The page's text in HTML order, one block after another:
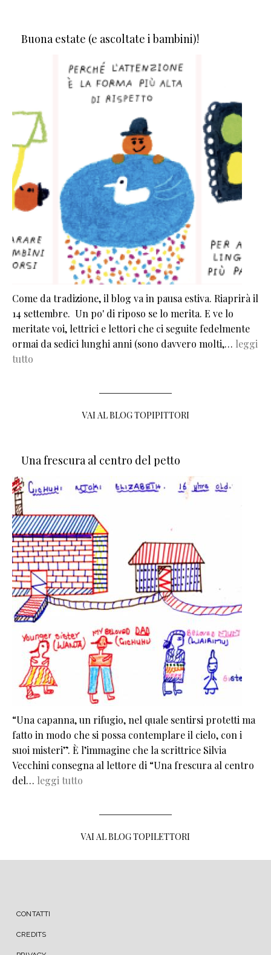
Buona estate (e ascoltate i bambini)!
Come da tradizione, il blog va in pausa estiva. Riaprirà il
14 settembre. Un po' di riposo se lo merita. E ve lo
meritate voi, lettrici e lettori che ci seguite fedelmente
ormai da sedici lunghi anni (sono davvero molti,… leggi
tutto
VAI AL BLOG TOPIPITTORI
Una frescura al centro del petto
“Una capanna, un rifugio, nel quale sentirsi protetti ma
fatto in modo che si possa contemplare il cielo, con i
suoi misteri”. È l’immagine che la scrittrice Silvia
Vecchini consegna al lettore di “Una frescura al centro
del… leggi tutto
VAI AL BLOG TOPILETTORI
MENU FOOTER
CONTATTI
CREDITS